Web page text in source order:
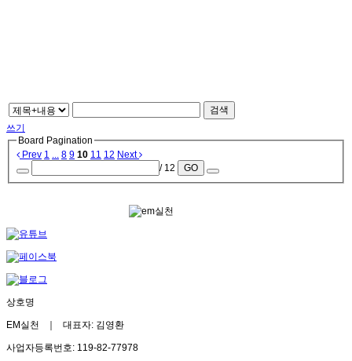
검색
쓰기
Board Pagination
Prev 1 ... 8 9 10 11 12 Next
/ 12
GO
상호명
EM실천 ｜ 대표자: 김영환
사업자등록번호: 119-82-77978